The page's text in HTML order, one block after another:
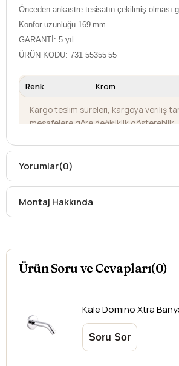
Önceden ankastre tesisatın çekilmiş olması
Konfor uzunluğu 169 mm
GARANTİ: 5 yıl
ÜRÜN KODU: 731 55355 55
Renk Krom
Kargo teslim süreleri, kargoya veriliş
mesafelere göre değişiklik gösterebilir.
oluşabilecekek ücretler alıcıya aittir.
Kargonuzu teslim alırken hasarlı
yazdırmanız gerekmektedir.
Aksi durumlarda ürünlerin
yapılamamaktadır.
Yorumlar(0)
Montaj Hakkında
Ürün Soru ve Cevapları(0)
KaleDomino Xtra